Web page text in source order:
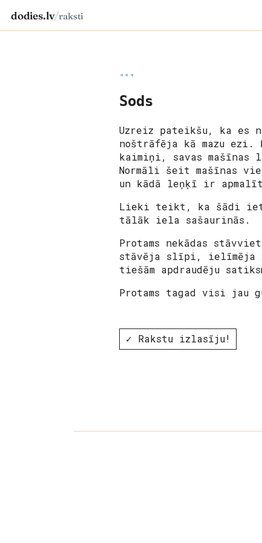
dodies.lv/raksti
◂◂◂
Sods
Uzreiz pateikšu, ka es
noštrāfēja kā mazu
kaimiņi, savas mašīnas
Normāli šeit mašīnas
un kādā leņķī ir
Lieki teikt, ka šādi
tālāk iela sašaurinās.
Protams nekādas
stāvēja slīpi, ielīmēja
tiešām apdraudēju
Protams tagad visi jau
✓ Rakstu izlasīju!